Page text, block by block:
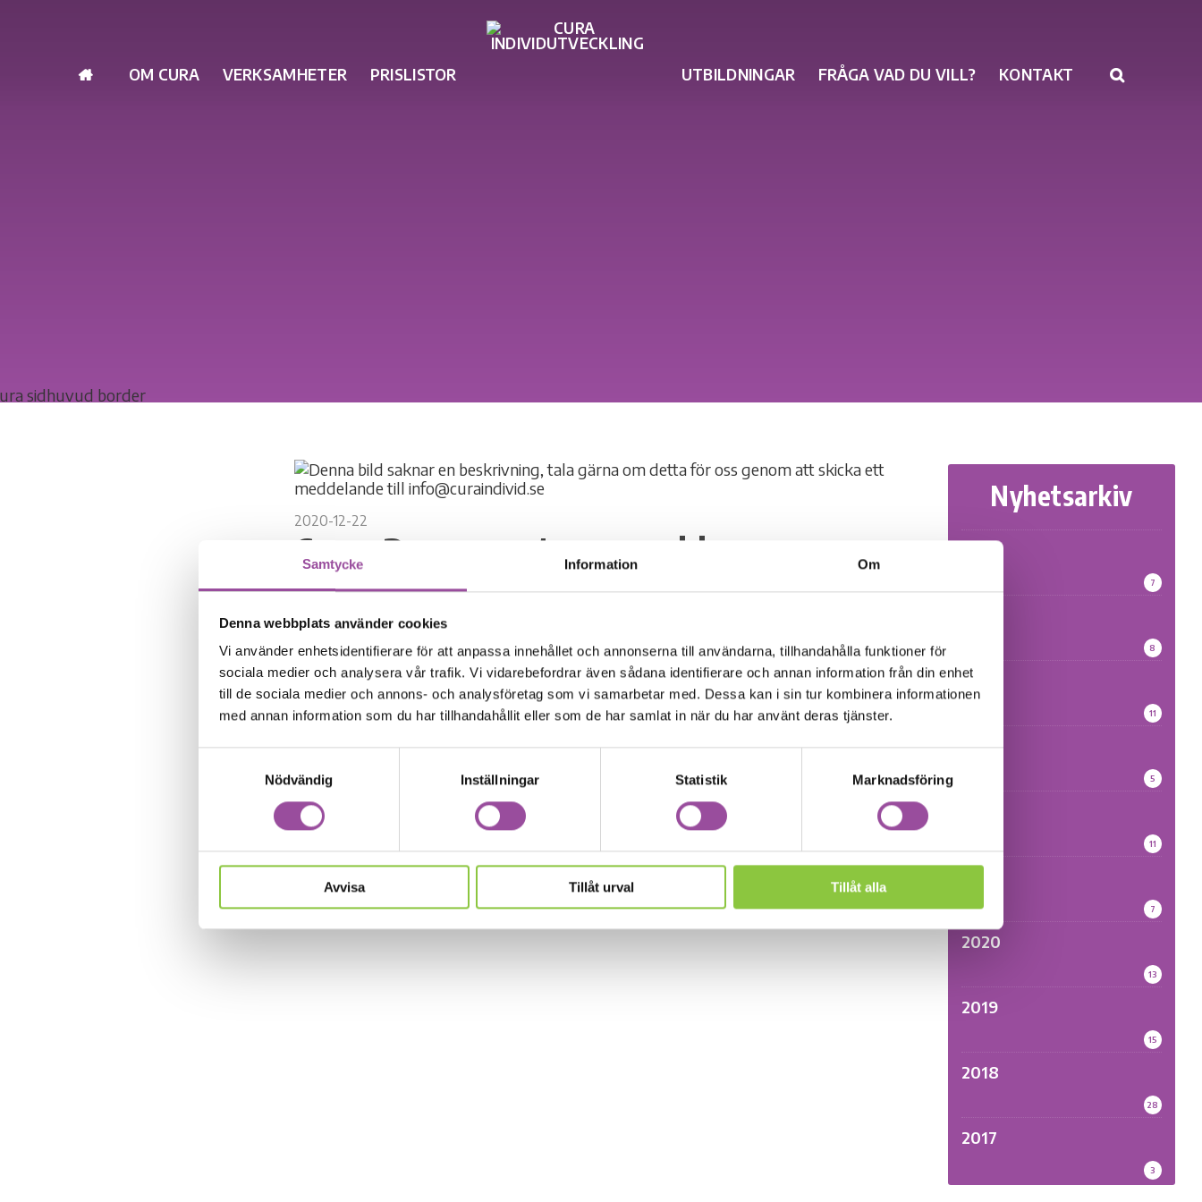
Samtycke Information Om
Denna webbplats använder cookies
Vi använder enhetsidentifierare för att anpassa innehållet och annonserna till användarna, tillhandahålla funktioner för
sociala medier och analysera vår trafik. Vi vidarebefordrar även sådana identifierare och annan information från din enhet
till de sociala medier och annons- och analysföretag som vi samarbetar med. Dessa kan i sin tur kombinera informationen
med annan information som du har tillhandahållit eller som de har samlat in när du har använt deras tjänster.
Nödvändig
Inställningar Statistik Marknadsföring
Avvisa Tillåt urval Tillåt alla
OM CURA VERKSAMHETER PRISLISTOR UTBILDNINGAR FRÅGA VAD DU VILL? KONTAKT
2020-12-22
Cura_Resurscentrum_webb
DELA:
Nyhetsarkiv
2026
7
8
2024
11
2023
5
11
7
2020
13
2019
15
2018
28
2017
3